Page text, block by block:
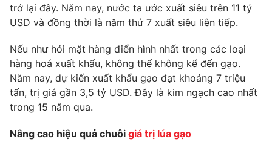
Phim VTV
Nhân vật
Khán giả
Giải sao mai
Giải trí
Điện ảnh
Âm nhạc
Sao
Đời sống
Du lịch
Làm đẹp
Chất lượng cuộc sống
Giáo dục
Công nghệ
trở lại đây. Năm nay, nước ta ước xuất siêu trên 11 tỷ
USD và đồng thời là năm thứ 7 xuất siêu liên tiếp.
Nếu như hỏi mặt hàng điển hình nhất trong các loại
hàng hoá xuất khẩu, không thể không kể đến gạo.
Năm nay, dự kiến xuất khẩu gạo đạt khoảng 7 triệu
tấn, trị giá gần 3,5 tỷ USD. Đây là kim ngạch cao nhất
trong 15 năm qua.
Nâng cao hiệu quả chuỗi giá trị lúa gạo